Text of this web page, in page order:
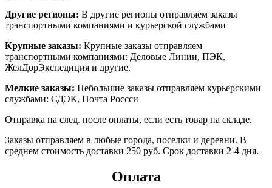
Другие регионы: В другие регионы отправляем заказы
транспортными компаниями и курьерской службами
Крупные заказы: Крупные заказы отправляем
транспортными компаниями: Деловые Линии, ПЭК,
ЖелДорЭкспедиция и другие.
Мелкие заказы: Небольшие заказы отправляем курьерскими
службами: СДЭК, Почта Россси
Отправка на след. после оплаты, если есть товар на складе.
Заказы отправляем в любые города, поселки и деревни. В
среднем стоимость доставки 250 руб. Срок доставки 2-4 дня.
Оплата